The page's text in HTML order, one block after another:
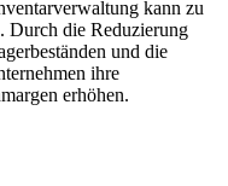
kann zu
Durch die Reduzierung
und die
ihre
erhöhen.